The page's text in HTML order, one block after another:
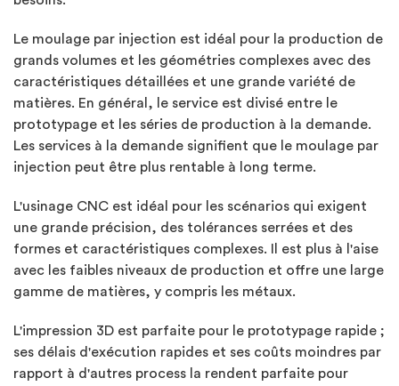
Le moulage par injection est idéal pour la production de
grands volumes et les géométries complexes avec des
caractéristiques détaillées et une grande variété de
matières. En général, le service est divisé entre le
prototypage et les séries de production à la demande.
Les services à la demande signifient que le moulage par
injection peut être plus rentable à long terme.
L'usinage CNC est idéal pour les scénarios qui exigent
une grande précision, des tolérances serrées et des
formes et caractéristiques complexes. Il est plus à l'aise
avec les faibles niveaux de production et offre une large
gamme de matières, y compris les métaux.
L'impression 3D est parfaite pour le prototypage rapide ;
ses délais d'exécution rapides et ses coûts moindres par
rapport à d'autres process la rendent parfaite pour